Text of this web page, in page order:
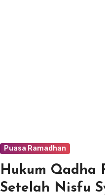
Puasa Ramadhan
Hukum Qadha
Setelah Nisfu